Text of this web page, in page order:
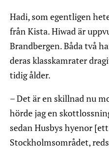
Hadi, som egentligen
från Kista. Hiwad är
Brandbergen. Båda två
deras klasskamrater
tidig ålder.
– Det är en skillnad nu
hörde jag en
sedan Husbys hyenor
Stockholmsområdet,